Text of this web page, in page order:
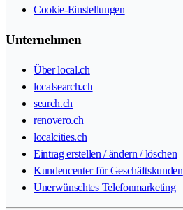
Cookie-Einstellungen
Unternehmen
Über local.ch
localsearch.ch
search.ch
renovero.ch
localcities.ch
Eintrag erstellen / ändern / löschen
Kundencenter für Geschäftskunden
Unerwünschtes Telefonmarketing